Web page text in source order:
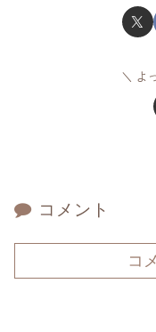
よ
コメント
コ